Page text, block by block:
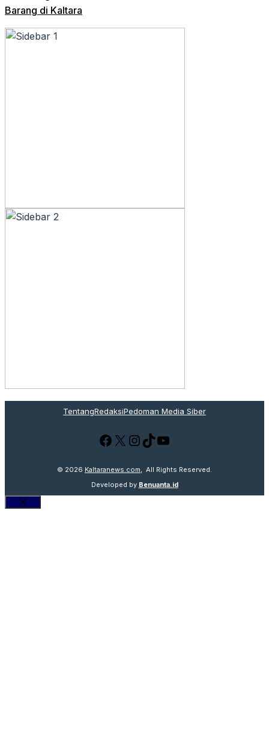
Barang di Kaltara
TentangRedaksiPedoman Media Siber
Facebook
X Instagram
TikTok
YouTube
© 2026 Kaltaranews.com , All Rights Reserved.
Developed by Benuanta.id
Close